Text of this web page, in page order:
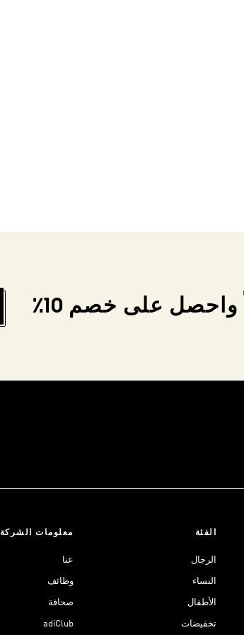
على خصم 10٪
الفئة
الرجال
النساء
الأطفال
تخفيضات
معلومات الشركة
عنا
وظائف
صحافة
adiClub